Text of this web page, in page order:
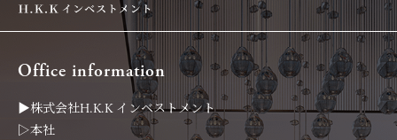
Office information
▶︎株式会社H.K.K インベストメント
▷本社